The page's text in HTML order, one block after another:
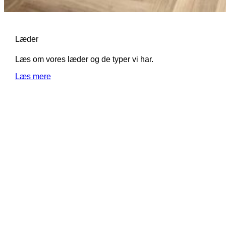
Læder
Læs om vores læder og de typer vi har.
Læs mere